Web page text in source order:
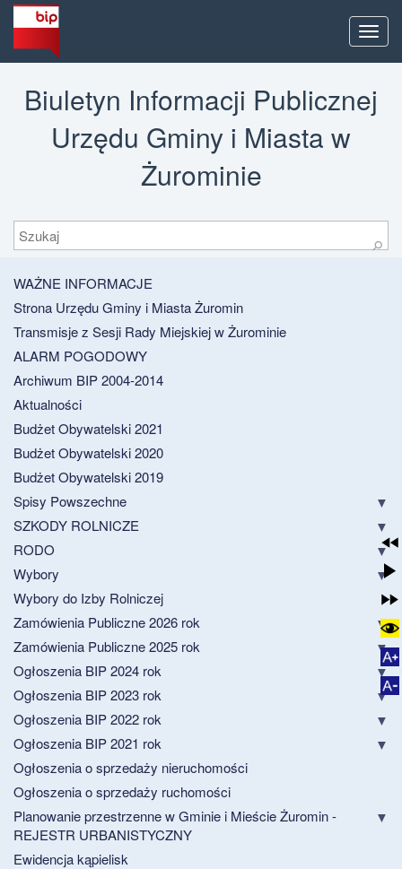
Menu
Biuletyn Informacji Publicznej
Urzędu Gminy i Miasta w
Żurominie
Szukaj
⚲
WAŻNE INFORMACJE
Strona Urzędu Gminy i Miasta Żuromin
Transmisje z Sesji Rady Miejskiej w Żurominie
ALARM POGODOWY
Archiwum BIP 2004-2014
Aktualności
Budżet Obywatelski 2021
Budżet Obywatelski 2020
Budżet Obywatelski 2019
Spisy Powszechne
SZKODY ROLNICZE
RODO
Wybory
Wybory do Izby Rolniczej
Zamówienia Publiczne 2026 rok
Zamówienia Publiczne 2025 rok
Ogłoszenia BIP 2024 rok
Ogłoszenia BIP 2023 rok
Ogłoszenia BIP 2022 rok
Ogłoszenia BIP 2021 rok
Ogłoszenia o sprzedaży nieruchomości
Ogłoszenia o sprzedaży ruchomości
Planowanie przestrzenne w Gminie i Mieście Żuromin -
REJESTR URBANISTYCZNY
Ewidencja kąpielisk